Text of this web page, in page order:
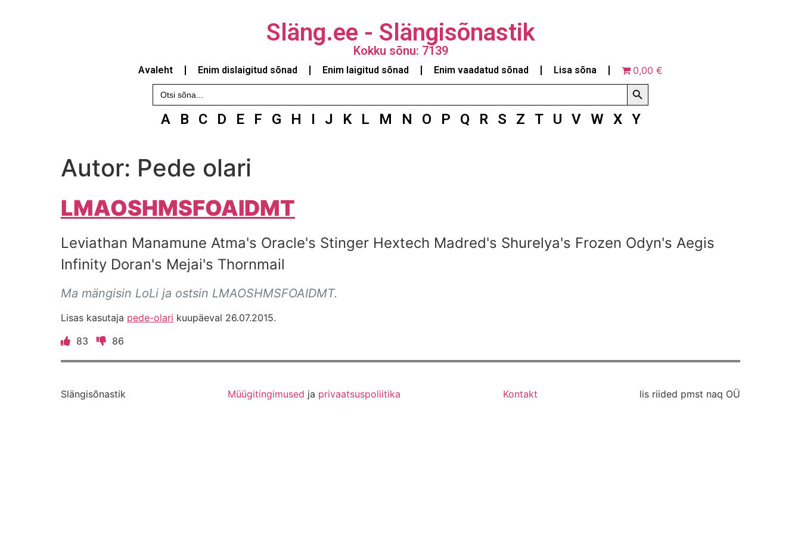
Släng.ee - Slängisõnastik
Kokku sõnu: 7139
Avaleht Enim dislaigitud sõnad Enim laigitud sõnad Enim vaadatud sõnad Lisa sõna
0,00 €
Search
for:
Search Button
A B C D E F G H I J K L M N O P Q R S Z T U V W X Y
Autor: Pede olari
LMAOSHMSFOAIDMT
Leviathan Manamune Atma's Oracle's Stinger Hextech Madred's Shurelya's Frozen Odyn's Aegis
Infinity Doran's Mejai's Thornmail
Ma mängisin LoLi ja ostsin LMAOSHMSFOAIDMT.
Lisas kasutaja pede-olari kuupäeval 26.07.2015.
83
86
Slängisõnastik Müügitingimused ja privaatsuspoliitika Kontakt lis riided pmst naq OÜ